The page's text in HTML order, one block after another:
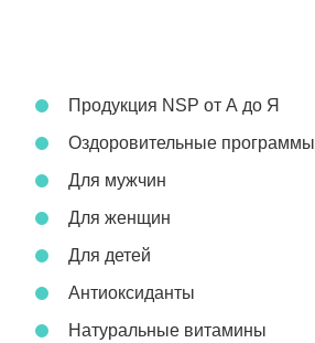
Продукция NSP от А до Я
Оздоровительные программы
Для мужчин
Для женщин
Для детей
Антиоксиданты
Натуральные витамины